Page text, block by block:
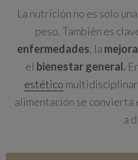
La nutrición no es solo
peso. También es
enfermedades, la
el bienestar general.
estético
alimentación se convierta
a